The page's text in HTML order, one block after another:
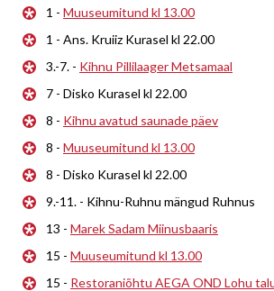
1 - Muuseumitund kl 13.00
1 - Ans. Kruiiz Kurasel kl 22.00
3.-7. - Kihnu Pillilaager Metsamaal
7 - Disko Kurasel kl 22.00
8 - Kihnu avatud saunade päev
8 - Muuseumitund kl 13.00
8 - Disko Kurasel kl 22.00
9.-11. - Kihnu-Ruhnu mängud Ruhnus
13 - Marek Sadam Miinusbaaris
15 - Muuseumitund kl 13.00
15 - Restoraniõhtu AEGA OND Lohu